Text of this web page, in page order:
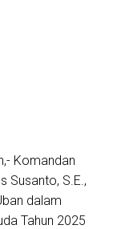
Komandan
Susanto, S.E.,
dalam
Tahun 2025